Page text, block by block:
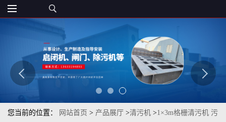
您当前的位置： 网站首页 > 产品展厅 >清污机 >1×3m格栅清污机 污